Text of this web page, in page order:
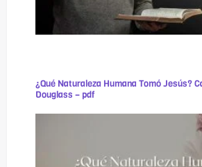
¿Qué Naturaleza Humana Tomó Jesús?
Douglass – pdf